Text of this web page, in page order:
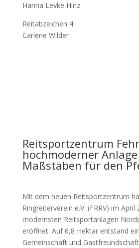
Hanna Levke Hinz
Reitabzeichen 4:
Carlene Wilder
Reitsportzentrum
hochmoderner
Maßstäben für den
Mit dem neuen Reitsportzentrum
Ringreiterverein e.V. (FRRV) im April
modernsten Reitsportanlagen
eröffnet. Auf 6,8 Hektar entstand
Gemeinschaft und